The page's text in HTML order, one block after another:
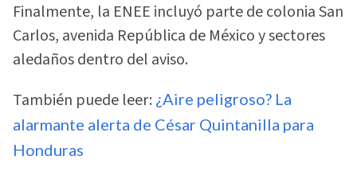
Finalmente, la ENEE incluyó parte de colonia San
Carlos, avenida República de México y sectores
aledaños dentro del aviso.
También puede leer: ¿Aire peligroso? La
alarmante alerta de César Quintanilla para
Honduras